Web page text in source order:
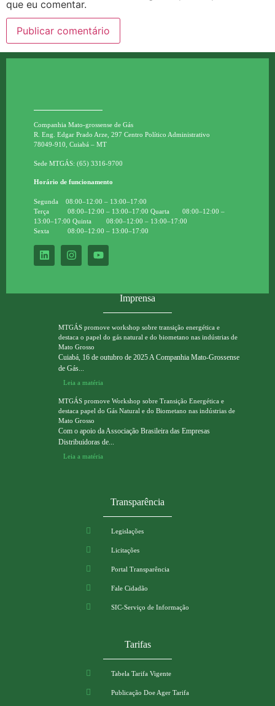
que eu comentar.
Companhia Mato-grossense de Gás
R. Eng. Edgar Prado Arze, 297 Centro Político Administrativo
78049-910, Cuiabá – MT
Sede MTGÁS: (65) 3316-9700
Horário de funcionamento
Segunda 08:00–12:00 – 13:00–17:00
Terça 08:00–12:00 – 13:00–17:00 Quarta 08:00–12:00 –
13:00–17:00 Quinta 08:00–12:00 – 13:00–17:00
Sexta 08:00–12:00 – 13:00–17:00
Imprensa
MTGÁS promove workshop sobre transição energética e
destaca o papel do gás natural e do biometano nas indústrias de
Mato Grosso
Cuiabá, 16 de outubro de 2025 A Companhia Mato-Grossense
de Gás...
Leia a matéria
MTGÁS promove Workshop sobre Transição Energética e
destaca papel do Gás Natural e do Biometano nas indústrias de
Mato Grosso
Com o apoio da Associação Brasileira das Empresas
Distribuidoras de...
Leia a matéria
Transparência
Legislações
Licitações
Portal Transparência
Fale Cidadão
SIC-Serviço de Informação
Tarifas
Tabela Tarifa Vigente
Publicação Doe Ager Tarifa